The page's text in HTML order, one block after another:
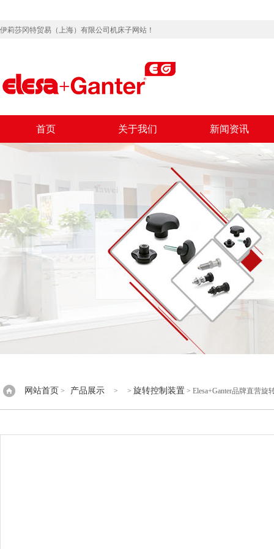
伊莉莎冈特贸易（上海）有限公司机床子网站！
首页 关于我们 新闻资讯
网站首页 > 产品展示 > > 旋转控制装置 > Elesa+Ganter品牌直营